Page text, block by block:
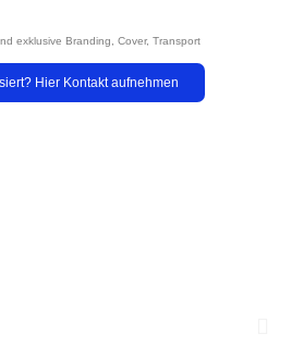
exklusive Branding, Cover, Transport
Hier Kontakt aufnehmen